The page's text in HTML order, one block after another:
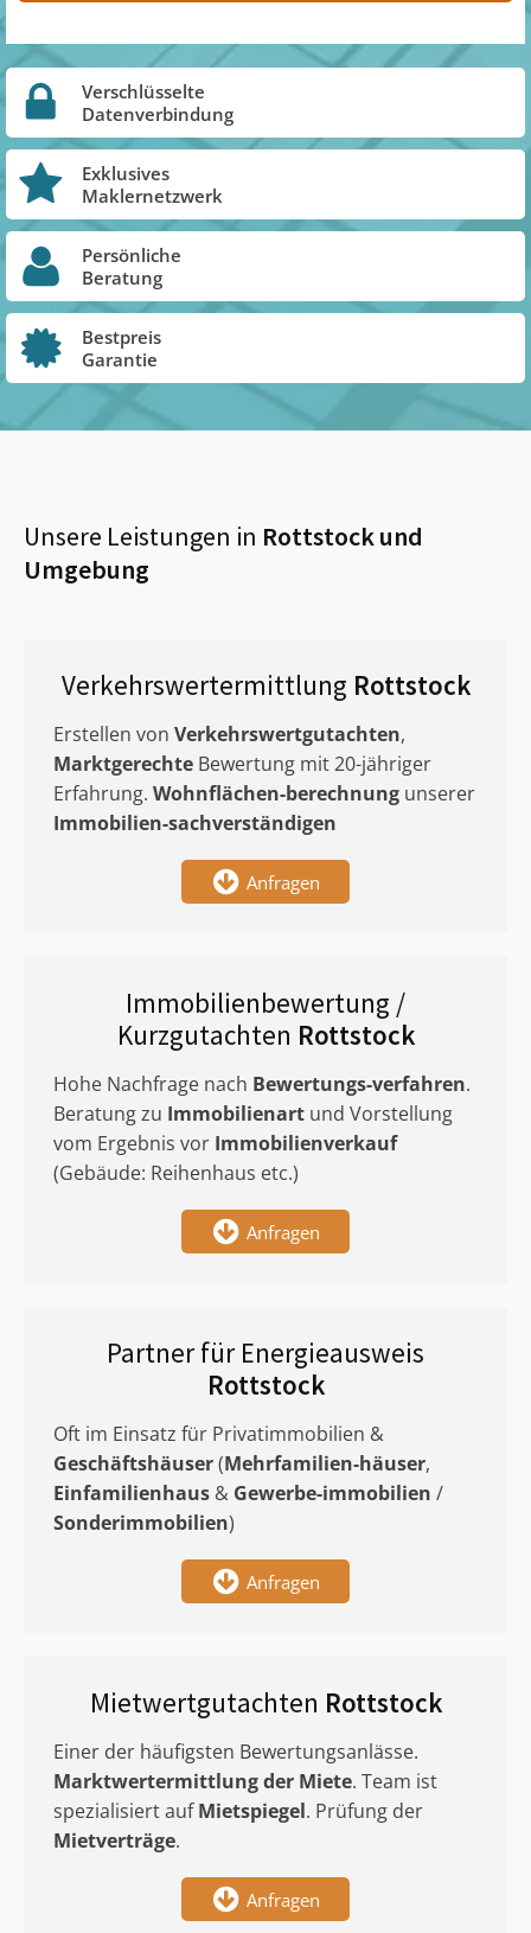
Verschlüsselte
Datenverbindung
Exklusives
Maklernetzwerk
Persönliche
Beratung
Bestpreis
Garantie
Unsere Leistungen in Rottstockund
Umgebung
Verkehrswertermittlung Rottstock
Erstellen von Verkehrswertgutachten,
Marktgerechte Bewertung mit 20-jähriger
Erfahrung. Wohnflächen-berechnung unserer
Immobilien-sachverständigen
Anfragen
Immobilienbewertung /
Kurzgutachten Rottstock
Hohe Nachfrage nach Bewertungs-verfahren.
Beratung zu Immobilienart und Vorstellung
vom Ergebnis vor Immobilienverkauf
(Gebäude: Reihenhaus etc.)
Anfragen
Partner für Energieausweis
Rottstock
Oft im Einsatz für Privatimmobilien &
Geschäftshäuser(Mehrfamilien-häuser,
Einfamilienhaus & Gewerbe-immobilien /
Sonderimmobilien)
Anfragen
Mietwertgutachten Rottstock
Einer der häufigsten Bewertungsanlässe.
Marktwertermittlungder Miete. Team ist
spezialisiert aufMietspiegel. Prüfung der
Mietverträge.
Anfragen